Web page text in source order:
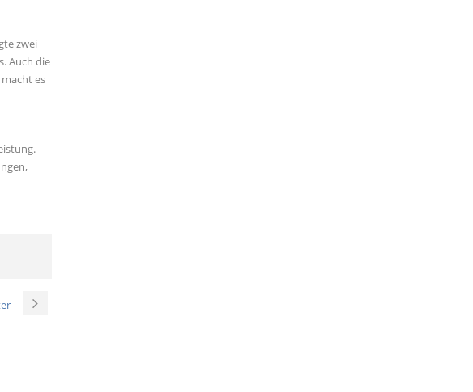
zwei
Auch die
es